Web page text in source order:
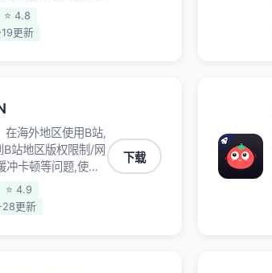
iOS Windows
支持多种加速场景
⭐ 4.8
更新
在海外地区使用B站,
B站地区版权限制/网
冲卡顿等问题,使用
哩专用回国VPN,
类网络问题,一键
⭐ 4.9
更新
下载